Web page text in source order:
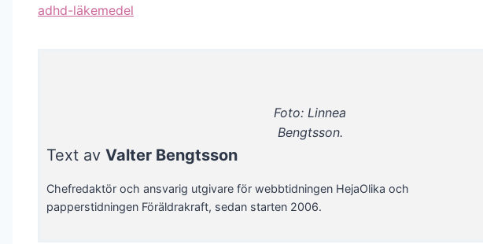
adhd-läkemedel
Foto: Linnea
Bengtsson.
Text av Valter Bengtsson
Chefredaktör och ansvarig utgivare för webbtidningen HejaOlika och
papperstidningen Föräldrakraft, sedan starten 2006.